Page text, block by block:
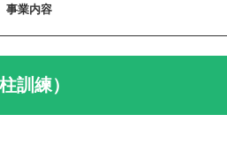
事業内容
訓練）